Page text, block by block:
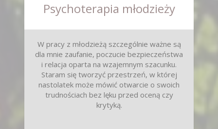
Psychoterapia młodzieży
W pracy z młodzieżą szczególnie ważne są
dla mnie zaufanie, poczucie bezpieczeństwa
i relacja oparta na wzajemnym szacunku.
Staram się tworzyć przestrzeń, w której
nastolatek może mówić otwarcie o swoich
trudnościach bez lęku przed oceną czy
krytyką.